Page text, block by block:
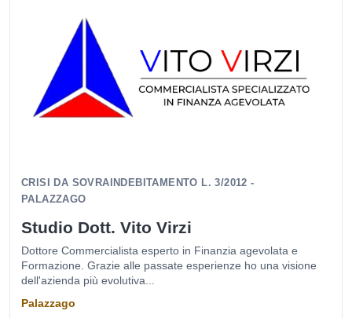
CRISI DA SOVRAINDEBITAMENTO L. 3/2012 -
PALAZZAGO
Studio Dott. Vito Virzi
Dottore Commercialista esperto in Finanzia agevolata e
Formazione. Grazie alle passate esperienze ho una visione
dell'azienda più evolutiva...
Palazzago